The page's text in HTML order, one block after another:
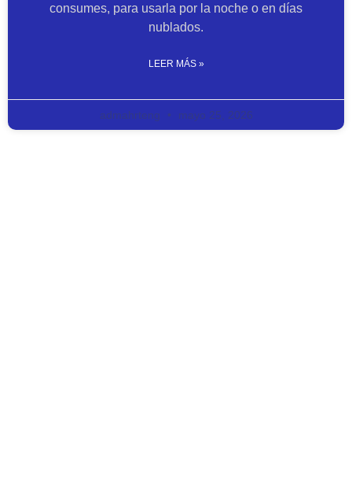
consumes, para usarla por la noche o en días
nublados.
LEER MÁS »
admahrteng mayo 25, 2026